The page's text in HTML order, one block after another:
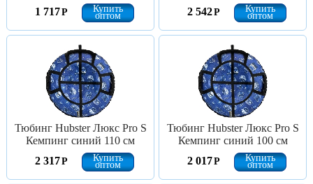
1 717Р Купить
оптом 2 542Р Купить
оптом
Тюбинг Hubster Люкс Pro S
Кемпинг синий 110 см
2 317Р Купить
оптом
Тюбинг Hubster Люкс Pro S
Кемпинг синий 100 см
2 017Р Купить
оптом